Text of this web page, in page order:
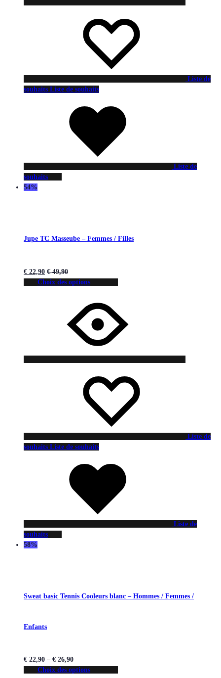
Liste de
souhaits Liste de souhaits
Liste de
souhaits
54%
Jupe TC Masseube – Femmes / Filles
€ 22,90 €49,90
Choix des options
Liste de
souhaits Liste de souhaits
Liste de
souhaits
58%
Sweat basic Tennis Cooleurs blanc – Hommes / Femmes /
Enfants
€ 22,90 – € 26,90
Choix des options